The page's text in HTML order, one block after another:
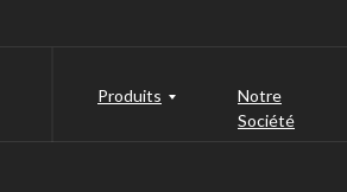
Produits
Notre
Société